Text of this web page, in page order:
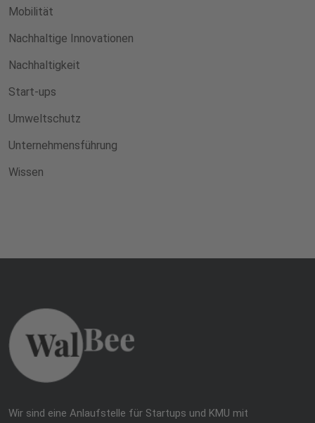
Mobilität
Nachhaltige Innovationen
Nachhaltigkeit
Start-ups
Umweltschutz
Unternehmensführung
Wissen
Wir sind eine Anlaufstelle für Startups und KMU mit